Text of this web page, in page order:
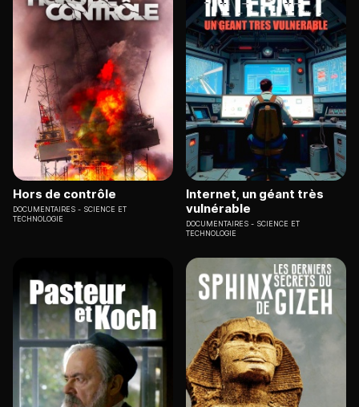
Hors de contrôle
DOCUMENTAIRES
SCIENCE ET
TECHNOLOGIE
Internet, un géant très
vulnérable
DOCUMENTAIRES
SCIENCE ET
TECHNOLOGIE